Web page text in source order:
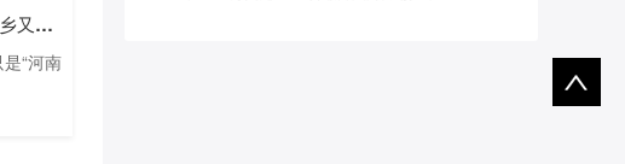
刚刚，60后河南老乡又敲钟：靠速冻食品
“河南